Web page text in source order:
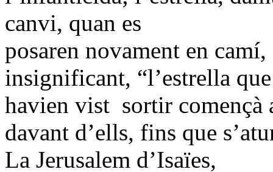
canvi, quan es
posaren novament en
insignificant, “l’estrella que
havien vist sortir començà
davant d’ells, fins que
La Jerusalem d’Isaïes,